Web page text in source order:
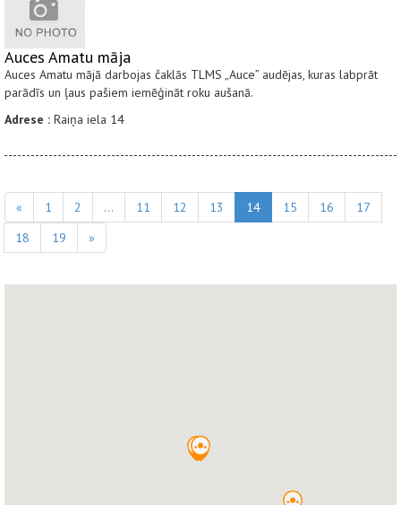
Auces Amatu māja
Auces Amatu mājā darbojas čaklās TLMS „Auce” audējas, kuras labprāt
parādīs un ļaus pašiem iemēģināt roku aušanā.
Adrese : Raiņa iela 14
« 1 2 ... 11 12 13 14 15 16
17
18
19 »